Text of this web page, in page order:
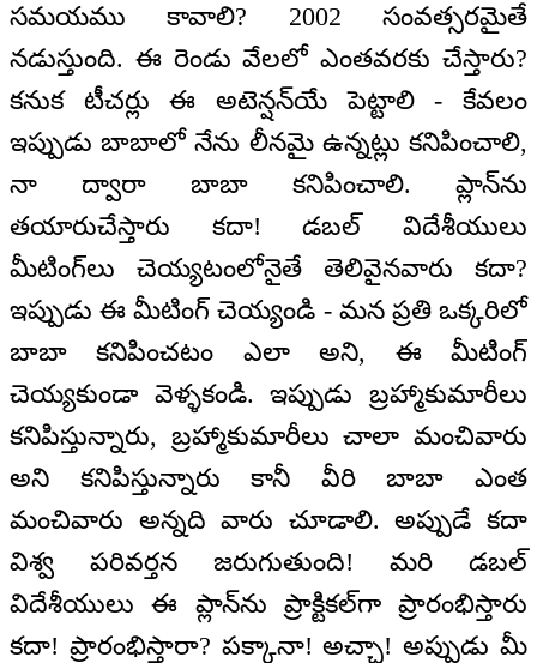
సమయము కావాలి? 2002 సంవత్సరమైతే
నడుస్తుంది. ఈ రెండు వేలలో ఎంతవరకు చేస్తారు?
కనుక టీచర్లు ఈ అటెన్షన్‌యే పెట్టాలి - కేవలం
ఇప్పుడు బాబాలో నేను లీనమై ఉన్నట్లు కనిపించాలి,
నా ద్వారా బాబా కనిపించాలి. ప్లాన్‌ను
తయారుచేస్తారు కదా! డబల్ విదేశీయులు
మీటింగ్‌లు చెయ్యటంలోనైతే తెలివైనవారు కదా?
ఇప్పుడు ఈ మీటింగ్ చెయ్యండి - మన ప్రతి ఒక్కరిలో
బాబా కనిపించటం ఎలా అని, ఈ మీటింగ్
చెయ్యకుండా వెళ్ళకండి. ఇప్పుడు బ్రహ్మాకుమారీలు
కనిపిస్తున్నారు, బ్రహ్మాకుమారీలు చాలా మంచివారు
అని కనిపిస్తున్నారు కానీ వీరి బాబా ఎంత
మంచివారు అన్నది వారు చూడాలి. అప్పుడే కదా
విశ్వ పరివర్తన జరుగుతుంది! మరి డబల్
విదేశీయులు ఈ ప్లాన్‌ను ప్రాక్టికల్‌గా ప్రారంభిస్తారు
కదా! ప్రారంభిస్తారా? పక్కానా! అచ్ఛా! అప్పుడు మీ